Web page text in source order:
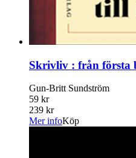
Skrivliv : från första
Gun-Britt Sundström
59 kr
239 kr
Mer infoKöp